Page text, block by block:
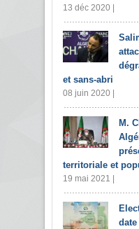
13 déc 2020 |
et sans-abri
08 juin 2020 |
M.
territoriale et
19 mai 2021 |